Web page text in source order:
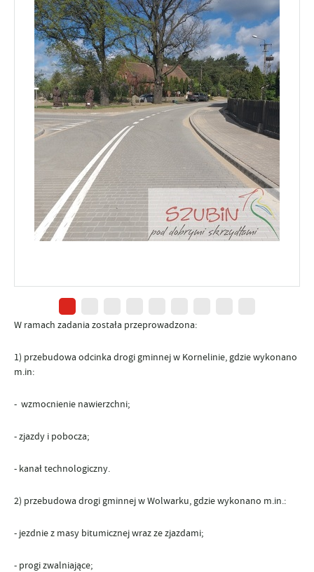
W ramach zadania została przeprowadzona:
1) przebudowa odcinka drogi gminnej w Kornelinie, gdzie wykonano
m.in:
- wzmocnienie nawierzchni;
- zjazdy i pobocza;
- kanał technologiczny.
2) przebudowa drogi gminnej w Wolwarku, gdzie wykonano m.in.:
- jezdnie z masy bitumicznej wraz ze zjazdami;
- progi zwalniające;